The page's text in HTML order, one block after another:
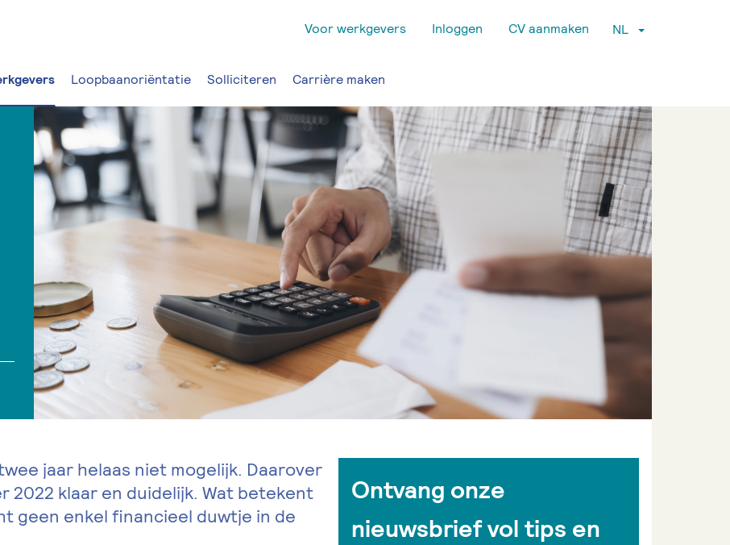
Voor werkgevers Inloggen CV aanmaken NL
Loopbaanoriëntatie Solliciteren Carrière maken
jaar helaas niet mogelijk. Daarover
2022 klaar en duidelijk. Wat betekent
geen enkel financieel duwtje in de
Ontvang onze
nieuwsbrief vol tips en